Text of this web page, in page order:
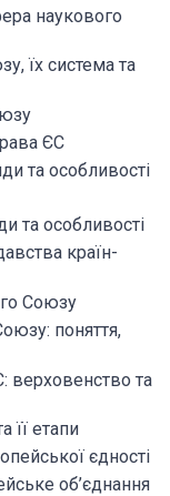
наукового
їх система та
ЄС
та особливості
та особливості
країн-
Союзу
поняття,
верховенство та
її етапи
єдності
об’єднання